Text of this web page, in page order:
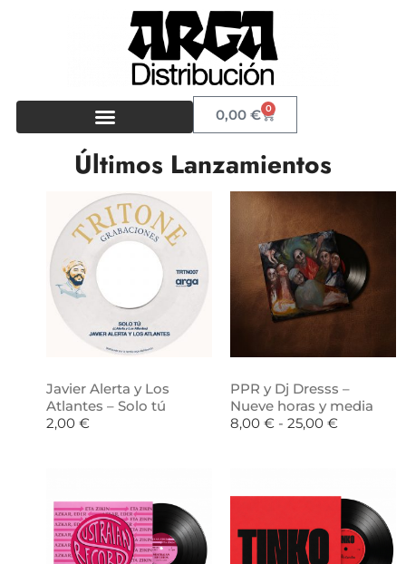
0,00€ 0
Últimos Lanzamientos
Javier Alerta y Los
Atlantes – Solo tú
2,00 €
PPR y Dj Dresss –
Nueve horas y media
8,00 € - 25,00 €